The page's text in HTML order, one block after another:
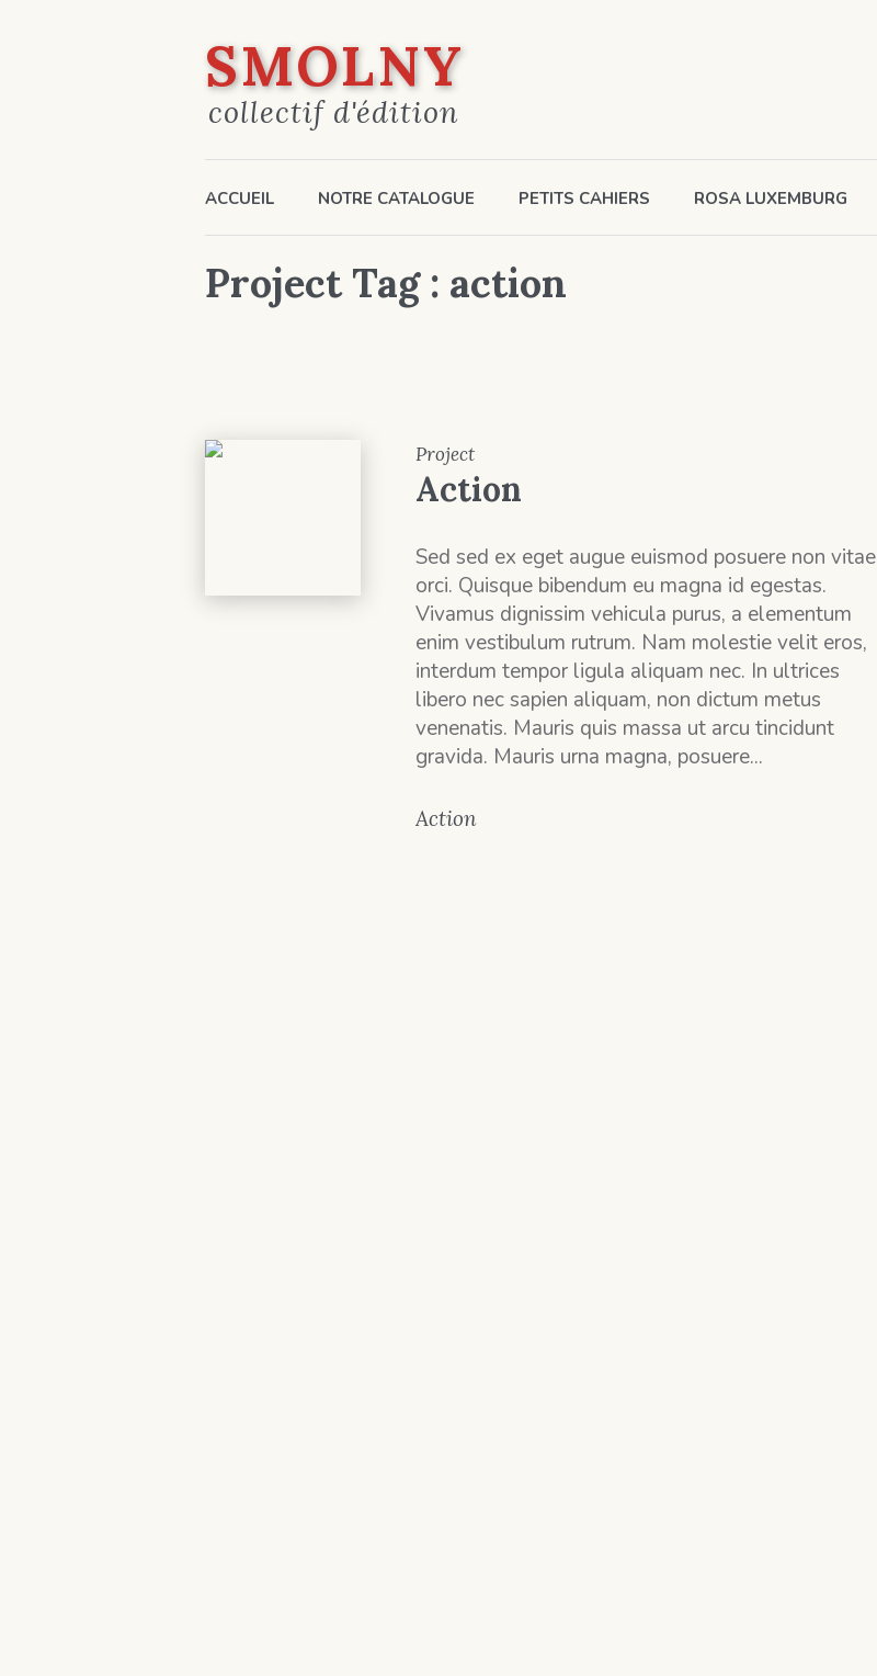
SMOLNY
collectif d'édition
ACCUEIL NOTRE CATALOGUE PETITS CAHIERS ROSA LUXEMBURG
Project Tag : action
Project
Action
Sed sed ex eget augue euismod posuere non vitae
orci. Quisque bibendum eu magna id egestas.
Vivamus dignissim vehicula purus, a elementum
enim vestibulum rutrum. Nam molestie velit eros,
interdum tempor ligula aliquam nec. In ultrices
libero nec sapien aliquam, non dictum metus
venenatis. Mauris quis massa ut arcu tincidunt
gravida. Mauris urna magna, posuere...
Action